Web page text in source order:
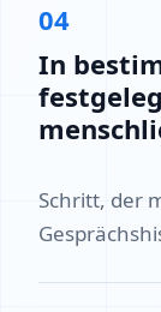
04
In
Schritt, der